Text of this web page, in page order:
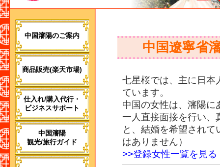
中国瀋陽のご案内
商品販売(楽天市場)
仕入れ/購入代行・
ビジネスサポート
中国瀋陽
観光/旅行ガイド
中国遼寧省
七星桜では、主に日本
ています。
中国の女性は、瀋陽に
一人直接面接を行い、
と、結婚を希望され
はありません）
>>登録女性一覧を見る